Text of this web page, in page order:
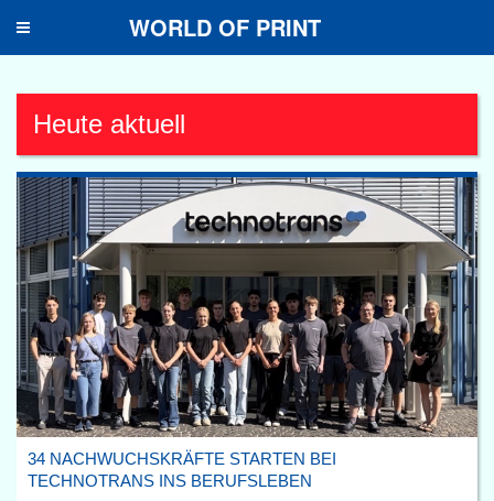
Toggle
WORLD OF PRINT
Heute aktuell
34 NACHWUCHSKRÄFTE STARTEN BEI
TECHNOTRANS INS BERUFSLEBEN